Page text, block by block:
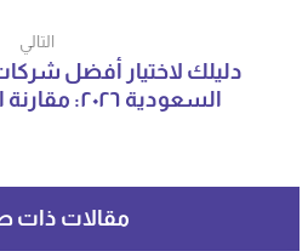
التالي
دليلك لاختيار أفضل
السعودية ٢٠٢٦: مقارنة التكلفة والسرعة
مقالات ذات